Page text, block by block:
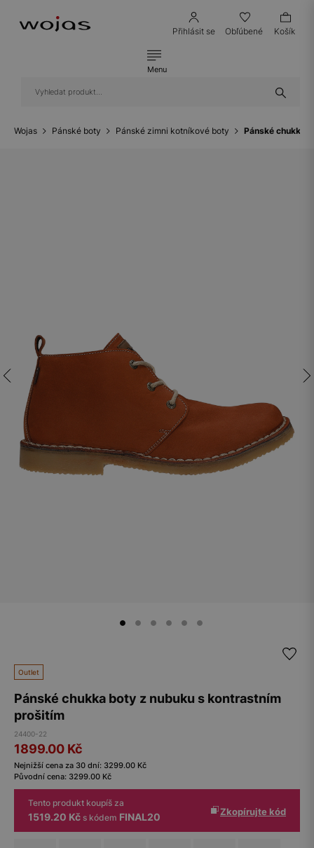
Přihlásit se Obľúbené Košík
Menu
Wojas Pánské boty Pánské zimni kotníkové boty Pánské chukka
Outlet
Pánské chukka boty z nubuku s kontrastním
prošitím
24400-22
1899.00 Kč
Nejnižší cena za 30 dní: 3299.00 Kč
Původní cena: 3299.00 Kč
Tento produkt koupíš za
1519.20 Kč s kódem FINAL20 Zkopírujte kód